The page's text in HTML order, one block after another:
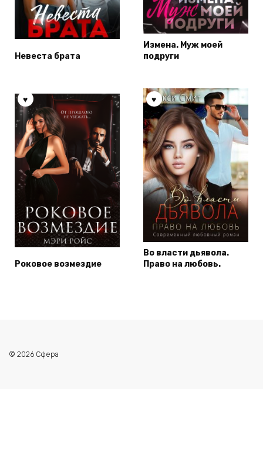
Невеста брата
Измена. Муж моей
подруги
Роковое возмездие
Во власти дьявола.
Право на любовь.
© 2026 Сфера